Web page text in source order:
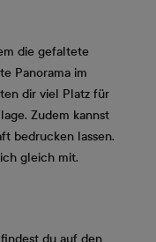
die gefaltete
Panorama im
dir viel Platz für
Zudem kannst
bedrucken lassen.
gleich mit.
du auf den